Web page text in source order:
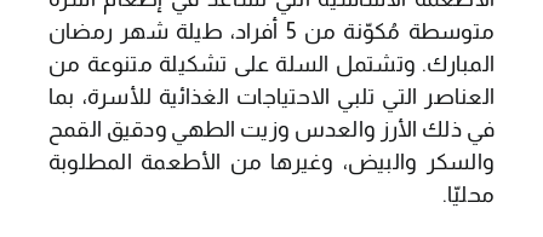
متوسطة مُكوّنة من 5 أفراد، طيلة شهر رمضان
المبارك. وتشتمل السلة على تشكيلة متنوعة من
العناصر التي تلبي الاحتياجات الغذائية للأسرة، بما
في ذلك الأرز والعدس وزيت الطهي ودقيق القمح
والسكر والبيض، وغيرها من الأطعمة المطلوبة
محليّا.